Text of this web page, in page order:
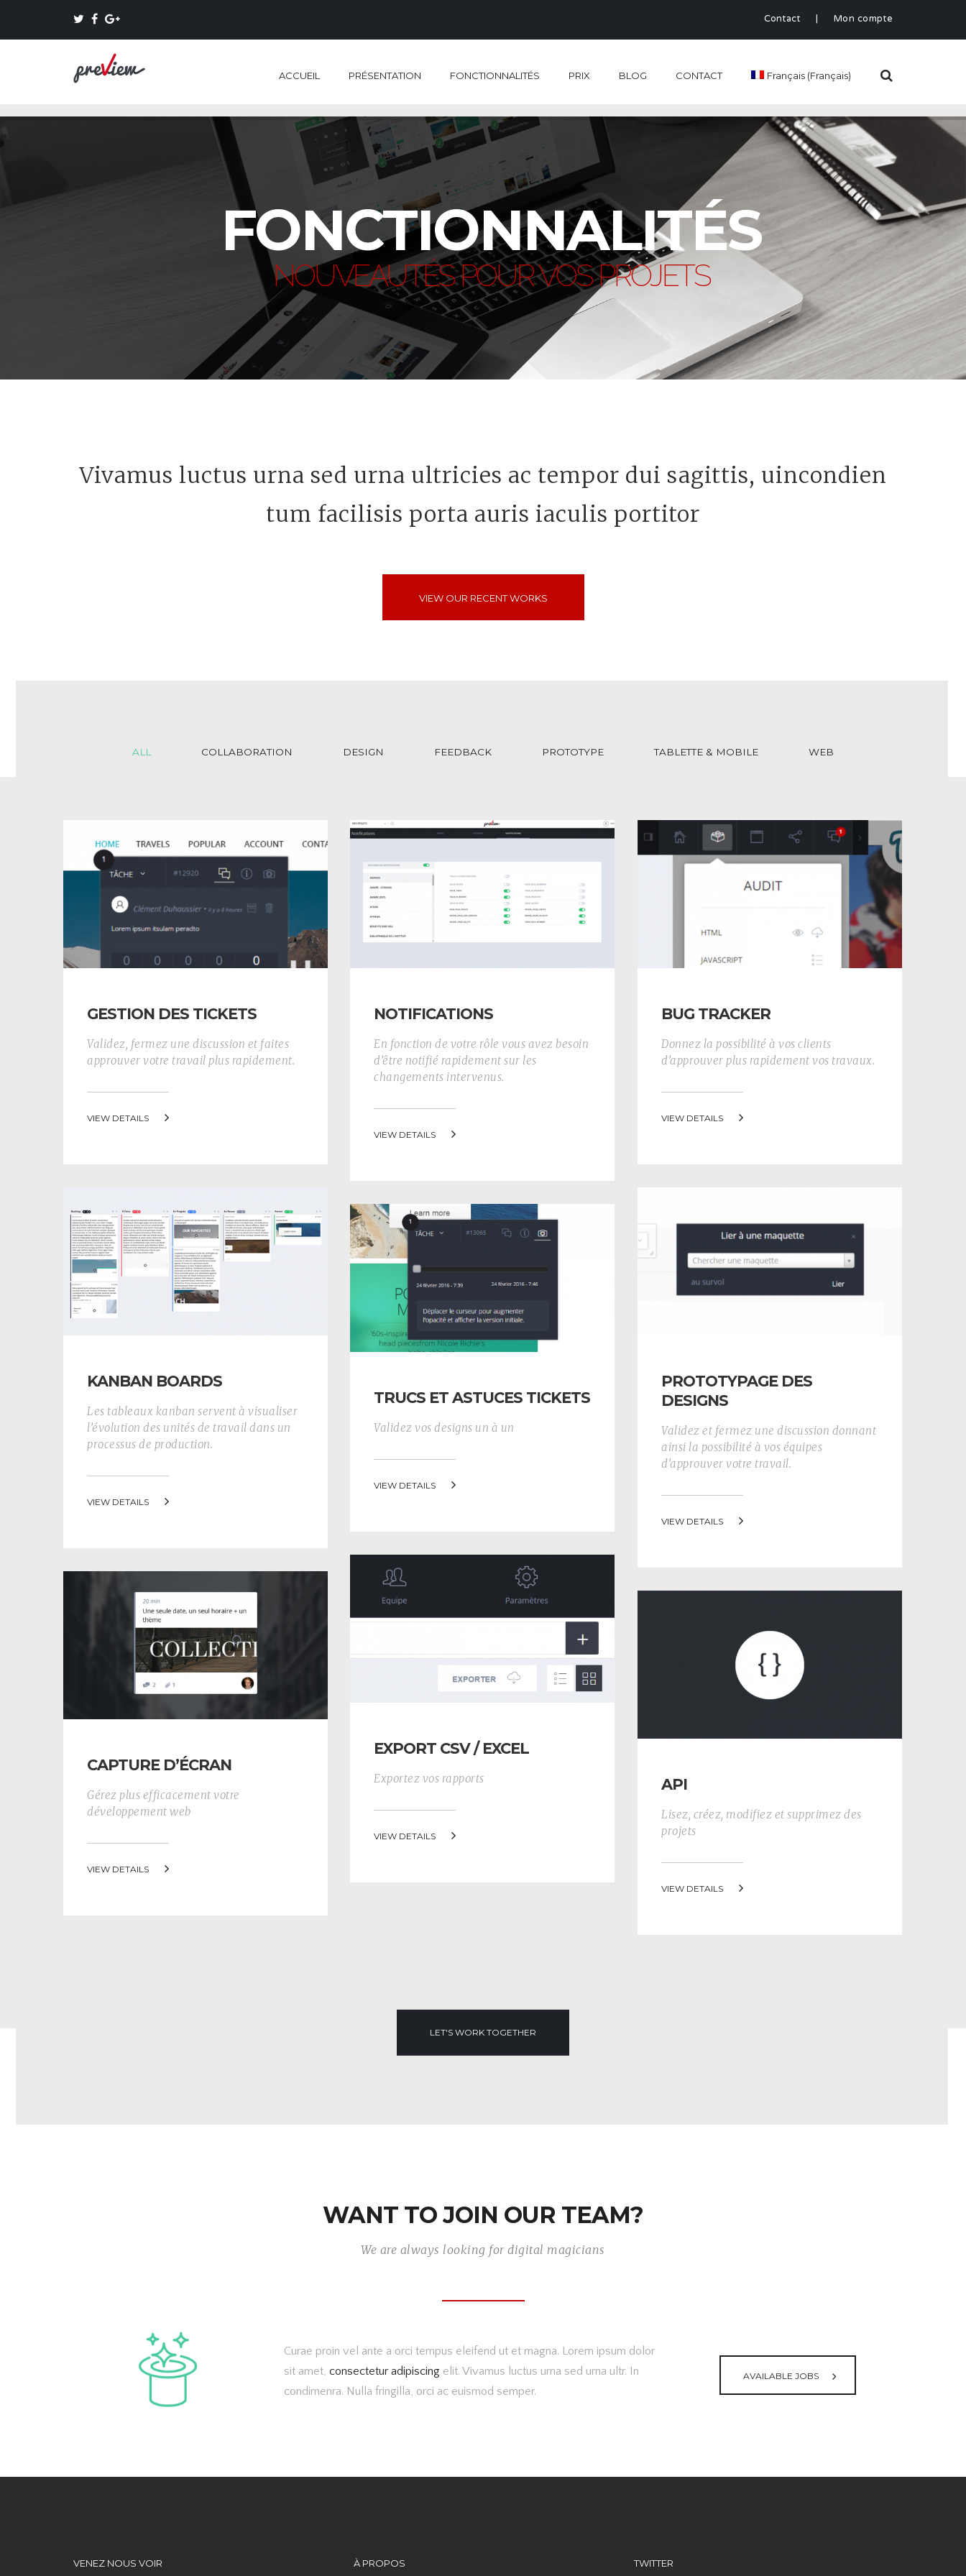
Contact | Mon compte
ACCUEIL PRÉSENTATION FONCTIONNALITÉS PRIX BLOG CONTACT Français (Français)
FONCTIONNALITÉS
NOUVEAUTÉS POUR VOS PROJETS
Vivamus luctus urna sed urna ultricies ac tempor dui sagittis, uincondien
tum facilisis porta auris iaculis portitor
VIEW OUR RECENT WORKS
ALL COLLABORATION DESIGN FEEDBACK PROTOTYPE TABLETTE & MOBILE WEB
GESTION DES TICKETS
Validez, fermez une discussion et faites
approuver votre travail plus rapidement.
VIEW DETAILS
NOTIFICATIONS
En fonction de votre rôle vous avez besoin
d’être notifié rapidement sur les
changements intervenus.
VIEW DETAILS
BUG TRACKER
Donnez la possibilité à vos clients
d’approuver plus rapidement vos travaux.
VIEW DETAILS
KANBAN BOARDS
Les tableaux kanban servent à visualiser
l’évolution des unités de travail dans un
processus de production.
VIEW DETAILS
PROTOTYPAGE DES
DESIGNS
Validez et fermez une discussion donnant
ainsi la possibilité à vos équipes
d’approuver votre travail.
VIEW DETAILS
TRUCS ET ASTUCES TICKETS
Validez vos designs un à un
VIEW DETAILS
EXPORT CSV / EXCEL
Exportez vos rapports
VIEW DETAILS
CAPTURE D’ÉCRAN
Gérez plus efficacement votre
développement web
VIEW DETAILS
API
Lisez, créez, modifiez et supprimez des
projets
VIEW DETAILS
LET'S WORK TOGETHER
WANT TO JOIN OUR TEAM?
We are always looking for digital magicians
Curae proin vel ante a orci tempus eleifend ut et magna. Lorem ipsum dolor
sit amet, consectetur adipiscing elit. Vivamus luctus urna sed urna ultr. In
condimenra. Nulla fringilla, orci ac euismod semper.
AVAILABLE JOBS
VENEZ NOUS VOIR À PROPOS TWITTER